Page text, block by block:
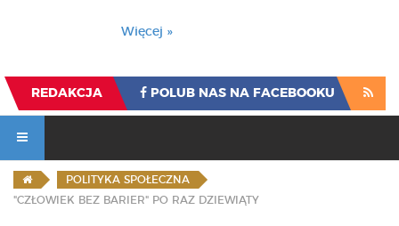
Więcej »
REDAKCJA POLUB NAS NA FACEBOOKU
POLITYKA SPOŁECZNA
"CZŁOWIEK BEZ BARIER" PO RAZ DZIEWIĄTY